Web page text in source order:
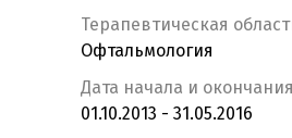
Терапевтическая
Офтальмология
Дата начала и
01.10.2013 - 31.05.2016